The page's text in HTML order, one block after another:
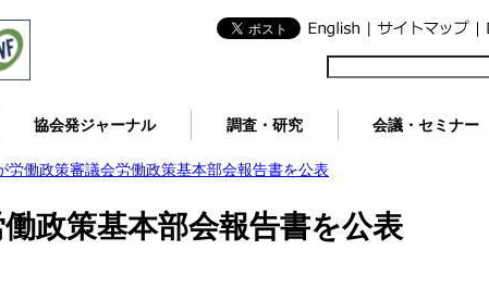
協会発ジャーナル 調査・研究 会議・セミナー
労働政策審議会労働政策基本部会報告書を公表
政策基本部会報告書を公表